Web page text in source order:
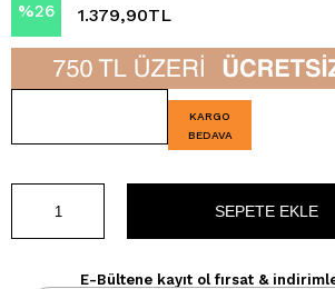
%26
İndirim
1.379,90TL
KARGO
BEDAVA
E-Bültene kayıt ol fırsat &